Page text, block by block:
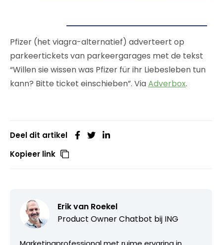
Pfizer (het viagra-alternatief) adverteert op
parkeertickets van parkeergarages met de tekst
“Willen sie wissen was Pfizer für ihr Liebesleben tun
kann? Bitte ticket einschieben”. ViaAdverbox.
Deel dit artikel
Kopieer link
Erik van Roekel
Product Owner Chatbot bij ING